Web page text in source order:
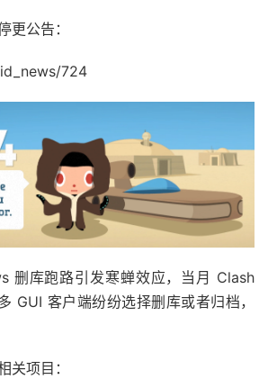
更公告：
724
删库跑路引发寒蝉效应，当月 Clash
GUI 客户端纷纷选择删库或者归档，
关项目：